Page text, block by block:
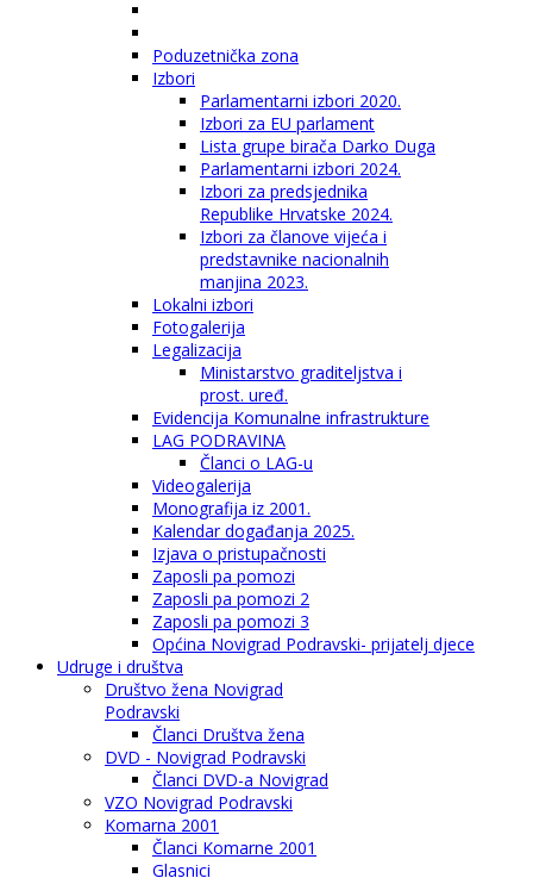
Poduzetnička zona
Izbori
Parlamentarni izbori 2020.
Izbori za EU parlament
Lista grupe birača Darko Duga
Parlamentarni izbori 2024.
Izbori za predsjednika
Republike Hrvatske 2024.
Izbori za članove vijeća i
predstavnike nacionalnih
manjina 2023.
Lokalni izbori
Fotogalerija
Legalizacija
Ministarstvo graditeljstva i
prost. uređ.
Evidencija Komunalne infrastrukture
LAG PODRAVINA
Članci o LAG-u
Videogalerija
Monografija iz 2001.
Kalendar događanja 2025.
Izjava o pristupačnosti
Zaposli pa pomozi
Zaposli pa pomozi 2
Zaposli pa pomozi 3
Općina Novigrad Podravski- prijatelj djece
Udruge i društva
Društvo žena Novigrad
Podravski
Članci Društva žena
DVD - Novigrad Podravski
Članci DVD-a Novigrad
VZO Novigrad Podravski
Komarna 2001
Članci Komarne 2001
Glasnici